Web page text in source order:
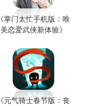
《掌门太忙手机版：唯
美恋爱武侠新体验》
《元气骑士春节版：丧